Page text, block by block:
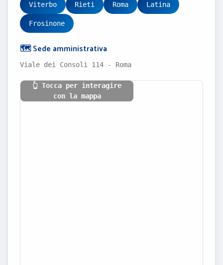
Viterbo Rieti Roma Latina
Frosinone
🗺️ Sede amministrativa
Viale dei Consoli 114 - Roma
👆 Tocca per interagire
con la mappa